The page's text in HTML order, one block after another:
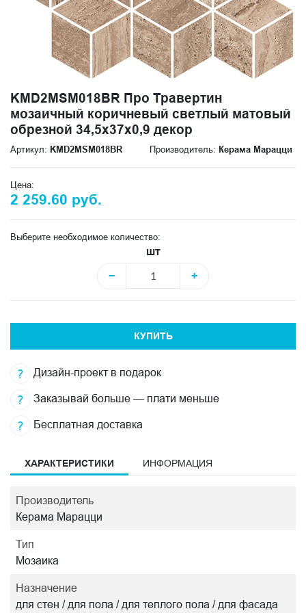
KMD2MSM018BR Про Травертин
мозаичный коричневый светлый матовый
обрезной 34,5x37x0,9 декор
Артикул: KMD2MSM018BR Производитель: Керама Марацци
Цена:
2 259.60 руб.
Выберите необходимое количество:
шт
−
+
КУПИТЬ
Дизайн-проект в подарок
Заказывай больше — плати меньше
Бесплатная доставка
ХАРАКТЕРИСТИКИ ИНФОРМАЦИЯ
Производитель
Керама Марацци
Тип
Мозаика
Назначение
для стен / для пола / для теплого пола / для фасада